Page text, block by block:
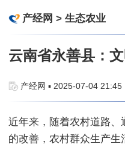
产经网 > 生态农业
云南省永善县：
产经网 ▪ 2025-07-04 21:45
近年来，随着农村道路
的改善，农村群众生产